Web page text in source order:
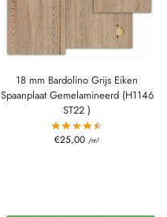
18 mm Bardolino Grijs Eiken
Spaanplaat Gemelamineerd (H1146
ST22 )
€25,00 /m²